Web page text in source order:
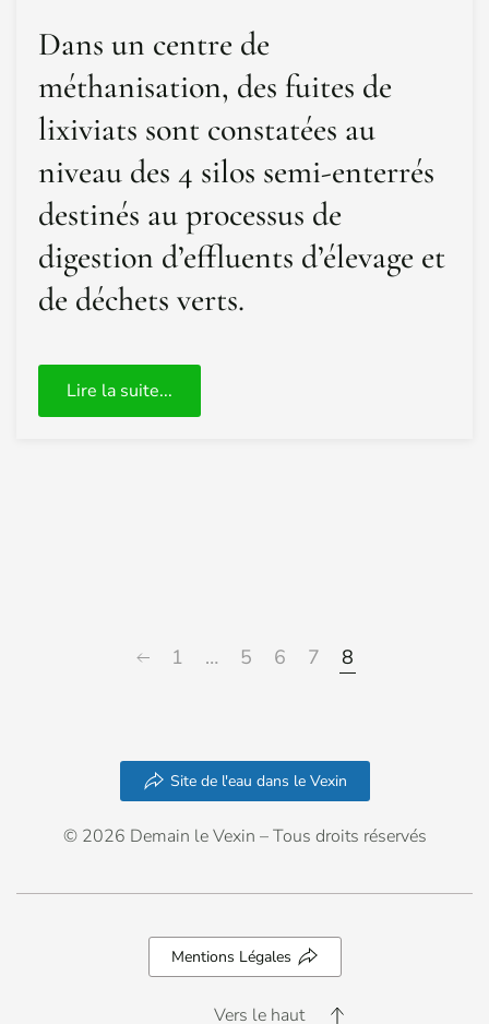
Dans un centre de
méthanisation, des fuites de
lixiviats sont constatées au
niveau des 4 silos semi-enterrés
destinés au processus de
digestion d’effluents d’élevage et
de déchets verts.
Lire la suite...
1 … 5 6 7 8
Site de l'eau dans le Vexin
© 2026 Demain le Vexin – Tous droits réservés
Mentions Légales
Vers le haut